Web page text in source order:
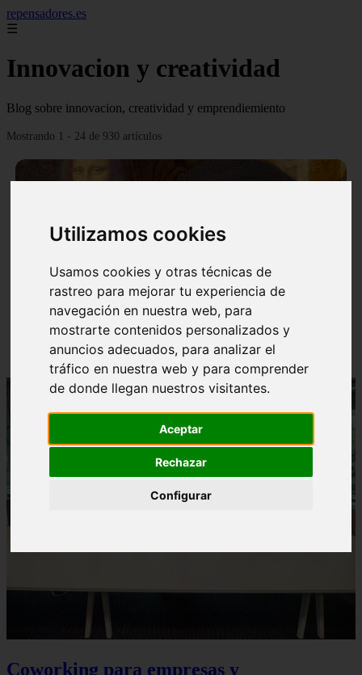
Utilizamos cookies
Usamos cookies y otras técnicas de
rastreo para mejorar tu experiencia de
navegación en nuestra web, para
mostrarte contenidos personalizados y
anuncios adecuados, para analizar el
tráfico en nuestra web y para comprender
de donde llegan nuestros visitantes.
Aceptar
Rechazar
Configurar
repensadores.es
☰
Innovacion y creatividad
Blog sobre innovacion, creatividad y emprendiemiento
Mostrando 1 - 24 de 930 artículos
La tecnica de creatividad Da Vinci
Coworking para empresas y